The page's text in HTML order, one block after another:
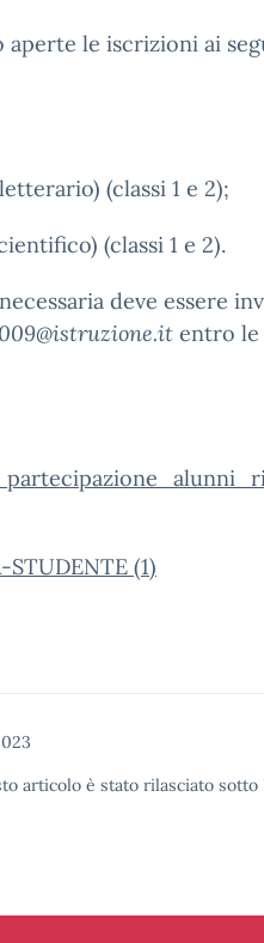
aperte le iscrizioni ai
(classi 1 e 2);
(classi 1 e 2).
deve essere
entro le
STUDENTE (1)
articolo è stato rilasciato